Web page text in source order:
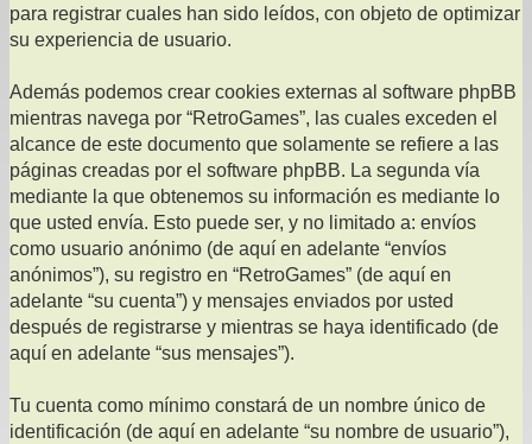
para registrar cuales han sido leídos, con objeto de optimizar
su experiencia de usuario.
Además podemos crear cookies externas al software phpBB
mientras navega por “RetroGames”, las cuales exceden el
alcance de este documento que solamente se refiere a las
páginas creadas por el software phpBB. La segunda vía
mediante la que obtenemos su información es mediante lo
que usted envía. Esto puede ser, y no limitado a: envíos
como usuario anónimo (de aquí en adelante “envíos
anónimos”), su registro en “RetroGames” (de aquí en
adelante “su cuenta”) y mensajes enviados por usted
después de registrarse y mientras se haya identificado (de
aquí en adelante “sus mensajes”).
Tu cuenta como mínimo constará de un nombre único de
identificación (de aquí en adelante “su nombre de usuario”),